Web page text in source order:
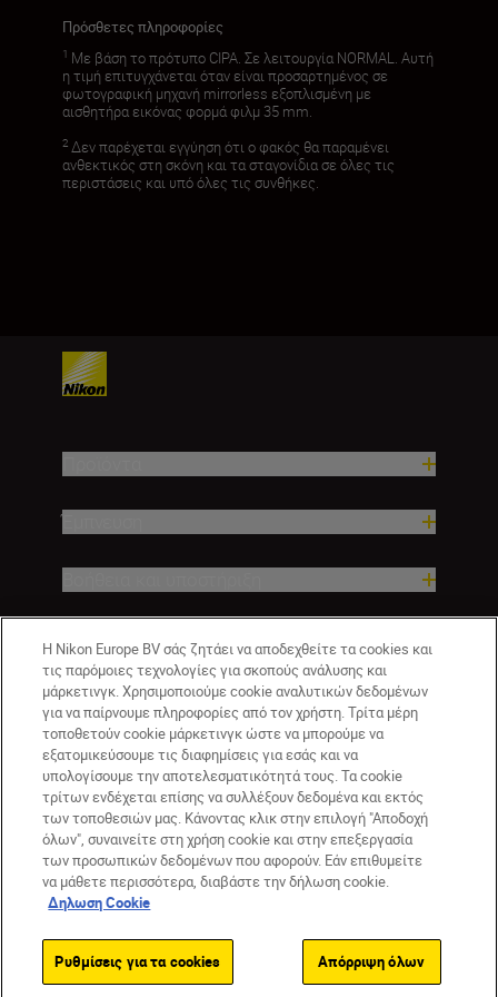
Πρόσθετες πληροφορίες
1 Με βάση το πρότυπο CIPA. Σε λειτουργία NORMAL. Αυτή
η τιμή επιτυγχάνεται όταν είναι προσαρτημένος σε
φωτογραφική μηχανή mirrorless εξοπλισμένη με
αισθητήρα εικόνας φορμά φιλμ 35 mm.
2 Δεν παρέχεται εγγύηση ότι ο φακός θα παραμένει
ανθεκτικός στη σκόνη και τα σταγονίδια σε όλες τις
περιστάσεις και υπό όλες τις συνθήκες.
Εταιρεία
GR Nikon Sites
Επικοινωνήστε μαζί μας
Δήλωση περί απορρήτου
Όροι Χρήσης
© 2026 Nikon
Η Nikon Europe BV σάς ζητάει να αποδεχθείτε τα cookies και
τις παρόμοιες τεχνολογίες για σκοπούς ανάλυσης και
μάρκετινγκ. Χρησιμοποιούμε cookie αναλυτικών δεδομένων
για να παίρνουμε πληροφορίες από τον χρήστη. Τρίτα μέρη
τοποθετούν cookie μάρκετινγκ ώστε να μπορούμε να
εξατομικεύσουμε τις διαφημίσεις για εσάς και να
υπολογίσουμε την αποτελεσματικότητά τους. Τα cookie
τρίτων ενδέχεται επίσης να συλλέξουν δεδομένα και εκτός
των τοποθεσιών μας. Κάνοντας κλικ στην επιλογή "Αποδοχή
όλων", συναινείτε στη χρήση cookie και στην επεξεργασία
των προσωπικών δεδομένων που αφορούν. Εάν επιθυμείτε
να μάθετε περισσότερα, διαβάστε την δήλωση cookie.
Δηλωση Cookie
Ρυθμίσεις για τα cookies Απόρριψη όλων